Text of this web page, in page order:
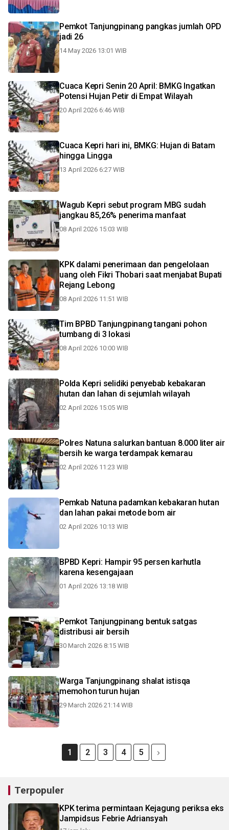
Pemkot Tanjungpinang pangkas jumlah OPD
jadi 26
14 May 2026 13:01 WIB
Cuaca Kepri Senin 20 April: BMKG Ingatkan
Potensi Hujan Petir di Empat Wilayah
20 April 2026 6:46 WIB
Cuaca Kepri hari ini, BMKG: Hujan di Batam
hingga Lingga
13 April 2026 6:27 WIB
Wagub Kepri sebut program MBG sudah
jangkau 85,26% penerima manfaat
08 April 2026 15:03 WIB
KPK dalami penerimaan dan pengelolaan
uang oleh Fikri Thobari saat menjabat Bupati
Rejang Lebong
08 April 2026 11:51 WIB
Tim BPBD Tanjungpinang tangani pohon
tumbang di 3 lokasi
08 April 2026 10:00 WIB
Polda Kepri selidiki penyebab kebakaran
hutan dan lahan di sejumlah wilayah
02 April 2026 15:05 WIB
Polres Natuna salurkan bantuan 8.000 liter air
bersih ke warga terdampak kemarau
02 April 2026 11:23 WIB
Pemkab Natuna padamkan kebakaran hutan
dan lahan pakai metode bom air
02 April 2026 10:13 WIB
BPBD Kepri: Hampir 95 persen karhutla
karena kesengajaan
01 April 2026 13:18 WIB
Pemkot Tanjungpinang bentuk satgas
distribusi air bersih
30 March 2026 8:15 WIB
Warga Tanjungpinang shalat istisqa
memohon turun hujan
29 March 2026 21:14 WIB
1 2 3 4 5
Terpopuler
KPK terima permintaan Kejagung periksa eks
Jampidsus Febrie Adriansyah